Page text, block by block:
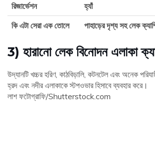
রিজার্ভেশন
হ্যাঁ
কি এটা সেরা এক তোলে
পাহাড়ের দৃশ্য সহ লেক
3) হারানো লেক বিনোদন এলাকা
উদ্যানটি খচ্চর হরিণ, কাঠবিড়ালি, কটনটেল এবং অনেক
হ্রদ এবং নদীর এলাকাকে স্টপওভার হিসাবে ব্যবহার করে।
লাশ ফটোগ্রাফি/Shutterstock.com